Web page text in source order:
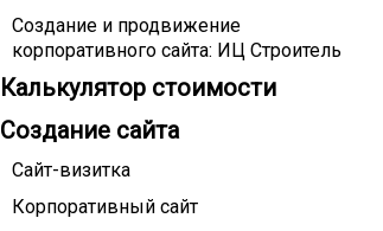
Создание и продвижение
корпоративного сайта: ИЦ Строитель
Калькулятор стоимости
Создание сайта
Сайт-визитка
Корпоративный сайт